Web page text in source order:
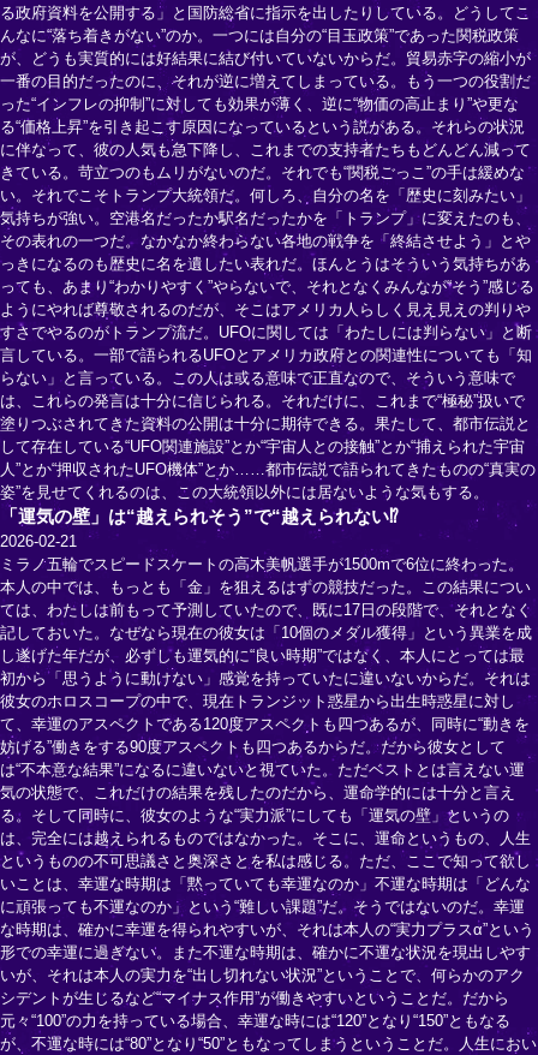
る政府資料を公開する」と国防総省に指示を出したりしている。どうしてこ
んなに“落ち着きがない”のか。一つには自分の“目玉政策”であった関税政策
が、どうも実質的には好結果に結び付いていないからだ。貿易赤字の縮小が
一番の目的だったのに、それが逆に増えてしまっている。もう一つの役割だ
った“インフレの抑制”に対しても効果が薄く、逆に“物価の高止まり”や更な
る“価格上昇”を引き起こす原因になっているという説がある。それらの状況
に伴なって、彼の人気も急下降し、これまでの支持者たちもどんどん減って
きている。苛立つのもムリがないのだ。それでも“関税ごっこ”の手は緩めな
い。それでこそトランプ大統領だ。何しろ、自分の名を「歴史に刻みたい」
気持ちが強い。空港名だったか駅名だったかを「トランプ」に変えたのも、
その表れの一つだ。なかなか終わらない各地の戦争を「終結させよう」とや
っきになるのも歴史に名を遺したい表れだ。ほんとうはそういう気持ちがあ
っても、あまり“わかりやすく”やらないで、それとなくみんなが“そう”感じる
ようにやれば尊敬されるのだが、そこはアメリカ人らしく見え見えの判りや
すさでやるのがトランプ流だ。UFOに関しては「わたしには判らない」と断
言している。一部で語られるUFOとアメリカ政府との関連性についても「知
らない」と言っている。この人は或る意味で正直なので、そういう意味で
は、これらの発言は十分に信じられる。それだけに、これまで“極秘”扱いで
塗りつぶされてきた資料の公開は十分に期待できる。果たして、都市伝説と
して存在している“UFO関連施設”とか“宇宙人との接触”とか“捕えられた宇宙
人”とか“押収されたUFO機体”とか……都市伝説で語られてきたものの“真実の
姿”を見せてくれるのは、この大統領以外には居ないような気もする。
「運気の壁」は“越えられそう”で“越えられない⁉
2026-02-21
ミラノ五輪でスピードスケートの高木美帆選手が1500mで6位に終わった。
本人の中では、もっとも「金」を狙えるはずの競技だった。この結果につい
ては、わたしは前もって予測していたので、既に17日の段階で、それとなく
記しておいた。なぜなら現在の彼女は「10個のメダル獲得」という異業を成
し遂げた年だが、必ずしも運気的に“良い時期”ではなく、本人にとっては最
初から「思うように動けない」感覚を持っていたに違いないからだ。それは
彼女のホロスコープの中で、現在トランジット惑星から出生時惑星に対し
て、幸運のアスペクトである120度アスペクトも四つあるが、同時に“動きを
妨げる”働きをする90度アスペクトも四つあるからだ。だから彼女として
は“不本意な結果”になるに違いないと視ていた。ただベストとは言えない運
気の状態で、これだけの結果を残したのだから、運命学的には十分と言え
る。そして同時に、彼女のような“実力派”にしても「運気の壁」というの
は、完全には越えられるものではなかった。そこに、運命というもの、人生
というものの不可思議さと奥深さとを私は感じる。ただ、ここで知って欲し
いことは、幸運な時期は「黙っていても幸運なのか」不運な時期は「どんな
に頑張っても不運なのか」という“難しい課題”だ。そうではないのだ。幸運
な時期は、確かに幸運を得られやすいが、それは本人の“実力プラスα”という
形での幸運に過ぎない。また不運な時期は、確かに不運な状況を現出しやす
いが、それは本人の実力を“出し切れない状況”ということで、何らかのアク
シデントが生じるなど“マイナス作用”が働きやすいということだ。だから
元々“100”の力を持っている場合、幸運な時には“120”となり“150”ともなる
が、不運な時には“80”となり“50”ともなってしまうということだ。人生におい